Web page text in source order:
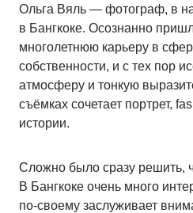
Ольга Вяль — фотограф, в
в Бангкоке. Осознанно
многолетнюю карьеру в
собственности, и с тех пор
атмосферу и тонкую
съёмках сочетает портрет,
истории.
Сложно было сразу решить,
В Бангкоке очень много
по-своему заслуживает